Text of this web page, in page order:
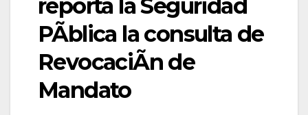
reporta la Seguridad
PÃblica la consulta de
RevocaciÃn de
Mandato